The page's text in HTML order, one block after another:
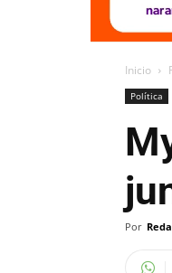
Inicio
Política
Por